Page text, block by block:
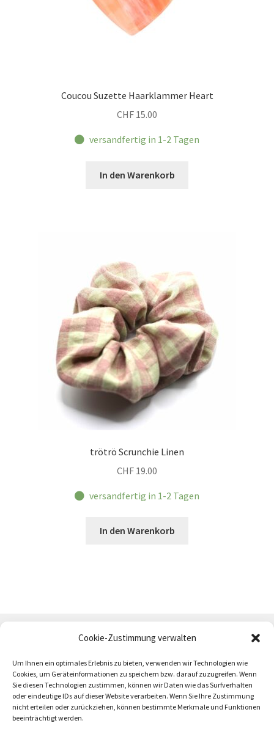
Cookie-Zustimmung verwalten
Um Ihnen ein optimales Erlebnis zu bieten, verwenden wir Technologien wie
Cookies, um Geräteinformationen zu speichern bzw. darauf zuzugreifen. Wenn
Sie diesen Technologien zustimmen, können wir Daten wie das Surfverhalten
oder eindeutige IDs auf dieser Website verarbeiten. Wenn Sie Ihre Zustimmung
nicht erteilen oder zurückziehen, können bestimmte Merkmale und Funktionen
beeinträchtigt werden.
Coucou Suzette Haarklammer Heart
CHF 15.00
versandfertig in 1-2 Tagen
In den Warenkorb
trötrö Scrunchie Linen
CHF 19.00
versandfertig in 1-2 Tagen
In den Warenkorb
AGB Zahlung und Versand Impressum